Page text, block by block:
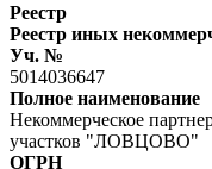
Реестр
Реестр иных
Уч. №
5014036647
Полное наименование
Некоммерческое
участков "ЛОВЦОВО"
ОГРН